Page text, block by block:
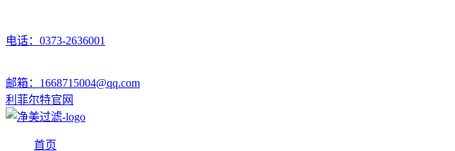
电话：0373-2636001
邮箱：1668715004@qq.com
利菲尔特官网
首页